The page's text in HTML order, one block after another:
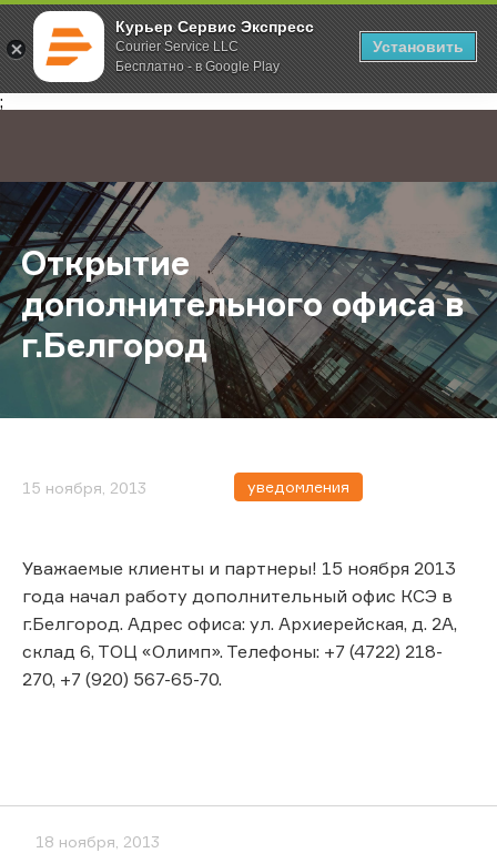
Курьер Сервис Экспресс
Courier Service LLC
Бесплатно - в Google Play
Установить
;
Главная О компании Новости Открытие дополнительного
Открытие
дополнительного офиса в
г.Белгород
15 ноября, 2013 уведомления
Уважаемые клиенты и партнеры! 15 ноября 2013
года начал работу дополнительный офис КСЭ в
г.Белгород. Адрес офиса: ул. Архиерейская, д. 2А,
склад 6, ТОЦ «Олимп». Телефоны: +7 (4722) 218-
270, +7 (920) 567-65-70.
18 ноября, 2013